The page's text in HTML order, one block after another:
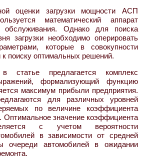
оценки загрузки мощности АСП
математический аппарат
обслуживания. Однако для поиска
загрузки необходимо оперировать
которые в совокупности
к поиску оптимальных решений.
предлагается комплекс
формализующий функцию
максимум прибыли предприятия.
для различных уровней
по величине коэффициента
Оптимальное значение коэффициента
с учетом вероятности
в зависимости от средней
очереди автомобилей в ожидании